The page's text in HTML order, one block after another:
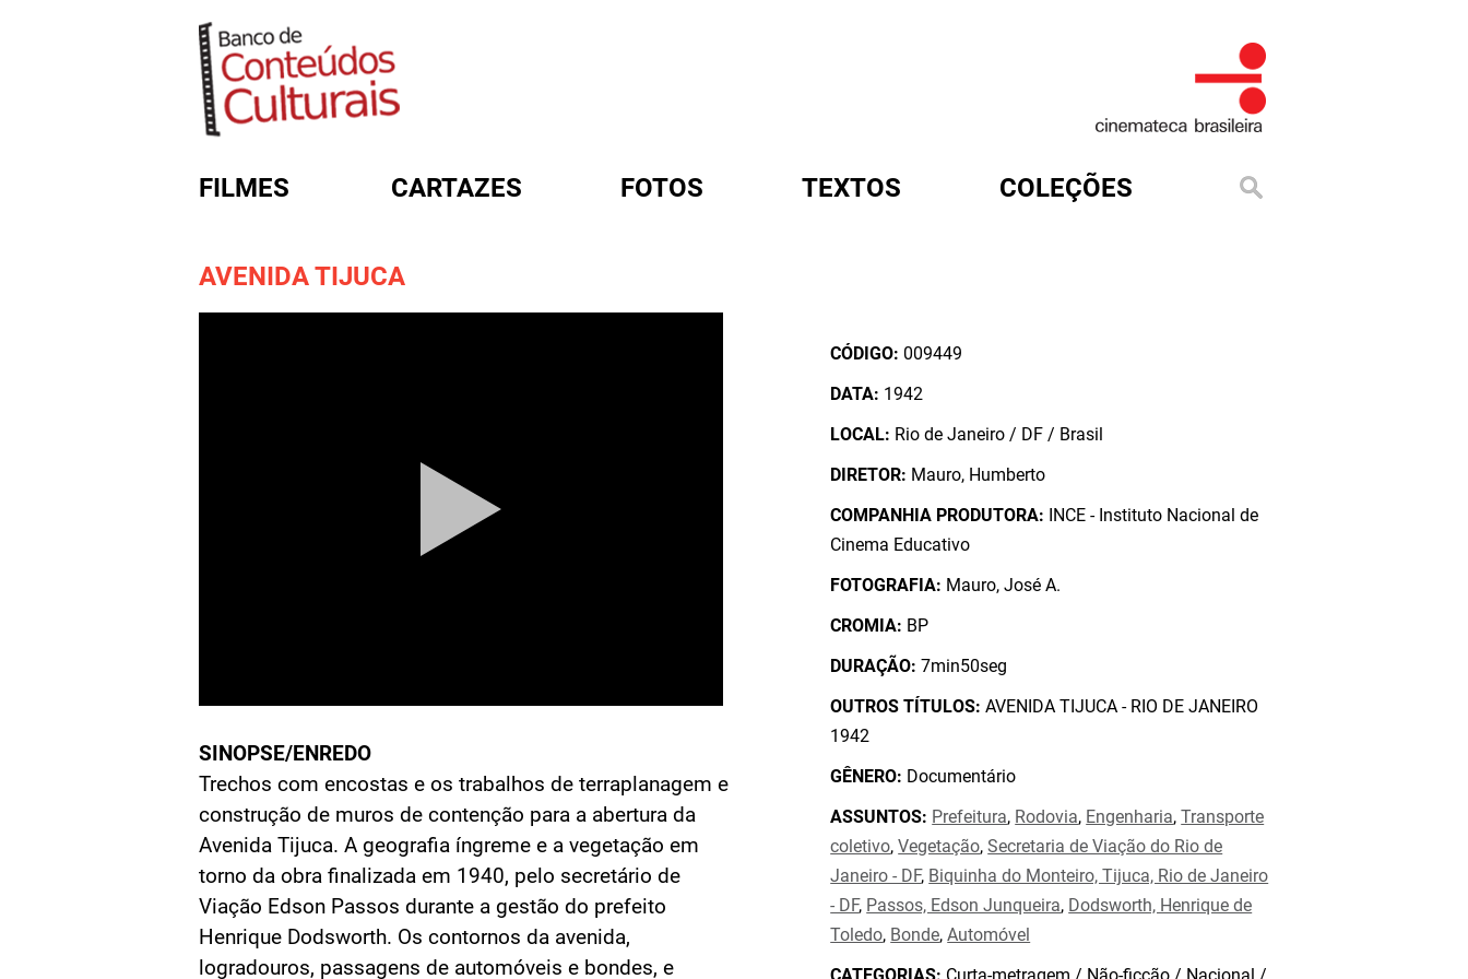
FILMES CARTAZES FOTOS TEXTOS COLEÇÕES
AVENIDA TIJUCA
SINOPSE/ENREDO
Trechos com encostas e os trabalhos de terraplanagem e
construção de muros de contenção para a abertura da
Avenida Tijuca. A geografia íngreme e a vegetação em
torno da obra finalizada em 1940, pelo secretário de
Viação Edson Passos durante a gestão do prefeito
Henrique Dodsworth. Os contornos da avenida,
logradouros, passagens de automóveis e bondes, e
CÓDIGO: 009449
DATA: 1942
LOCAL: Rio de Janeiro / DF / Brasil
DIRETOR: Mauro, Humberto
COMPANHIA PRODUTORA: INCE - Instituto Nacional de
Cinema Educativo
FOTOGRAFIA: Mauro, José A.
CROMIA: BP
DURAÇÃO: 7min50seg
OUTROS TÍTULOS: AVENIDA TIJUCA - RIO DE JANEIRO
1942
GÊNERO: Documentário
ASSUNTOS: Prefeitura, Rodovia, Engenharia,Transporte
coletivo,Vegetação,Secretaria de Viação do Rio de
Janeiro - DF, Biquinha do Monteiro, Tijuca, Rio de Janeiro
- DF, Passos, Edson Junqueira, Dodsworth, Henrique de
Toledo, Bonde,Automóvel